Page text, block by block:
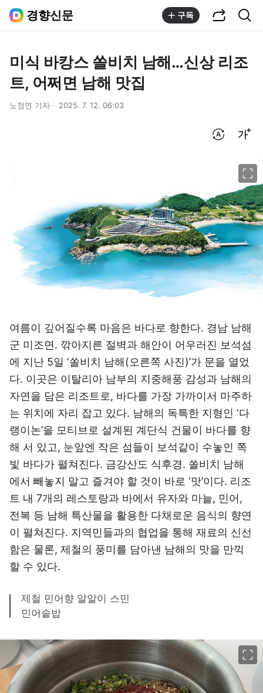
경향신문 구독
미식 바캉스 쏠비치 남해…신상 리조
트, 어쩌면 남해 맛집
노정연 기자 2025. 7. 12. 06:03
여름이 깊어질수록 마음은 바다로 향한다. 경남 남해
군 미조면. 깎아지른 절벽과 해안이 어우러진 보석섬
에 지난 5일 ‘쏠비치 남해(오른쪽 사진)’가 문을 열었
다. 이곳은 이탈리아 남부의 지중해풍 감성과 남해의
자연을 담은 리조트로, 바다를 가장 가까이서 마주하
는 위치에 자리 잡고 있다. 남해의 독특한 지형인 ‘다
랭이논’을 모티브로 설계된 계단식 건물이 바다를 향
해 서 있고, 눈앞엔 작은 섬들이 보석같이 수놓인 쪽
빛 바다가 펼쳐진다. 금강산도 식후경. 쏠비치 남해
에서 빼놓지 말고 즐겨야 할 것이 바로 ‘맛’이다. 리조
트 내 7개의 레스토랑과 바에서 유자와 마늘, 민어,
전복 등 남해 특산물을 활용한 다채로운 음식의 향연
이 펼쳐진다. 지역민들과의 협업을 통해 재료의 신선
함은 물론, 제철의 풍미를 담아낸 남해의 맛을 만끽
할 수 있다.
제철 민어향 알알이 스민
민어솥밥